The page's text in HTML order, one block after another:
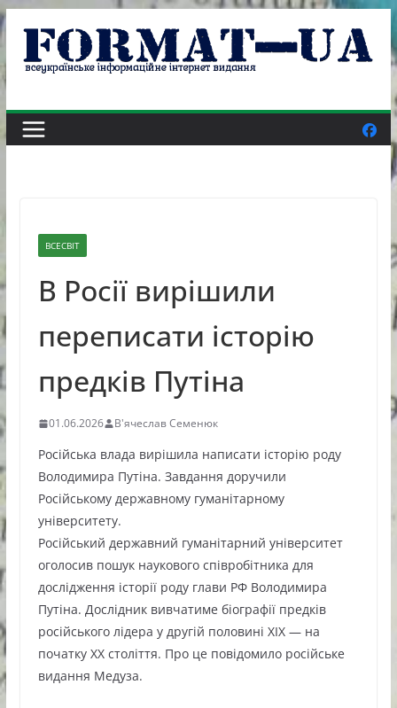
Skip
content
ВСЕСВІТ
В Росії вирішили
переписати історію
предків Путіна
01.06.2026 В'ячеслав Семенюк
Російська влада вирішила написати історію роду
Володимира Путіна. Завдання доручили
Російському державному гуманітарному
університету.
Російський державний гуманітарний університет
оголосив пошук наукового співробітника для
дослідження історії роду глави РФ Володимира
Путіна. Дослідник вивчатиме біографії предків
російського лідера у другій половині ХІХ — на
початку ХХ століття. Про це повідомило російське
видання Медуза.